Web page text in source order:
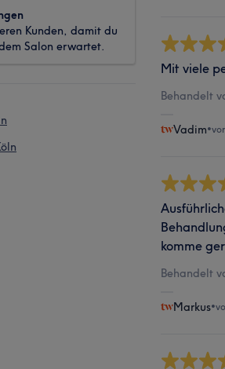
Kunden, damit du
Salon erwartet.
Mit viele
Behandelt
Vadim•
komme
Behandelt
Markus•